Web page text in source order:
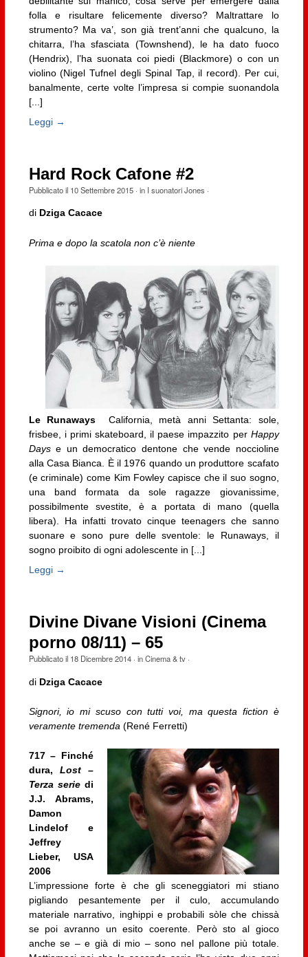
folla e risultare felicemente diverso? Maltrattare lo
strumento? Ma va’, son già trent’anni che qualcuno, la
chitarra, l’ha sfasciata (Townshend), le ha dato fuoco
(Hendrix), l’ha suonata coi piedi (Blackmore) o con un
violino (Nigel Tufnel degli Spinal Tap, il record). Per cui,
banalmente, certe volte l’impresa si compie suonandola
[...]
Leggi →
Hard Rock Cafone #2
Pubblicato il 10 Settembre 2015· in I suonatori Jones ·
di Dziga Cacace
Prima e dopo la scatola non c’è niente
Le Runaways
California, metà anni Settanta: sole,
frisbee, i primi skateboard, il paese impazzito per Happy
Dayse un democratico dentone che vende noccioline
alla Casa Bianca. È il 1976 quando un produttore scafato
(e criminale) come Kim Fowley capisce che il suo sogno,
una band formata da sole ragazze giovanissime,
possibilmente svestite, è a portata di mano (quella
libera). Ha infatti trovato cinque teenagers che sanno
suonare e sono pure delle sventole: le Runaways, il
sogno proibito di ogni adolescente in [...]
Leggi →
Divine Divane Visioni (Cinema
porno 08/11) – 65
Pubblicato il 18 Dicembre 2014· inCinema & tv·
di Dziga Cacace
Signori, io mi scuso con tutti voi, ma questa fiction è
veramente tremenda (René Ferretti)
717 – Finché
dura, Lost –
Terza seriedi
J.J. Abrams,
Damon
Lindelof e
Jeffrey
Lieber, USA
2006
L’impressione forte è che gli sceneggiatori mi stiano
pigliando pesantemente per il culo, accumulando
materiale narrativo, inghippi e probabili sòle che chissà
se poi avranno un esito coerente. Però sto al gioco
anche se – e già di mio – sono nel pallone più totale.